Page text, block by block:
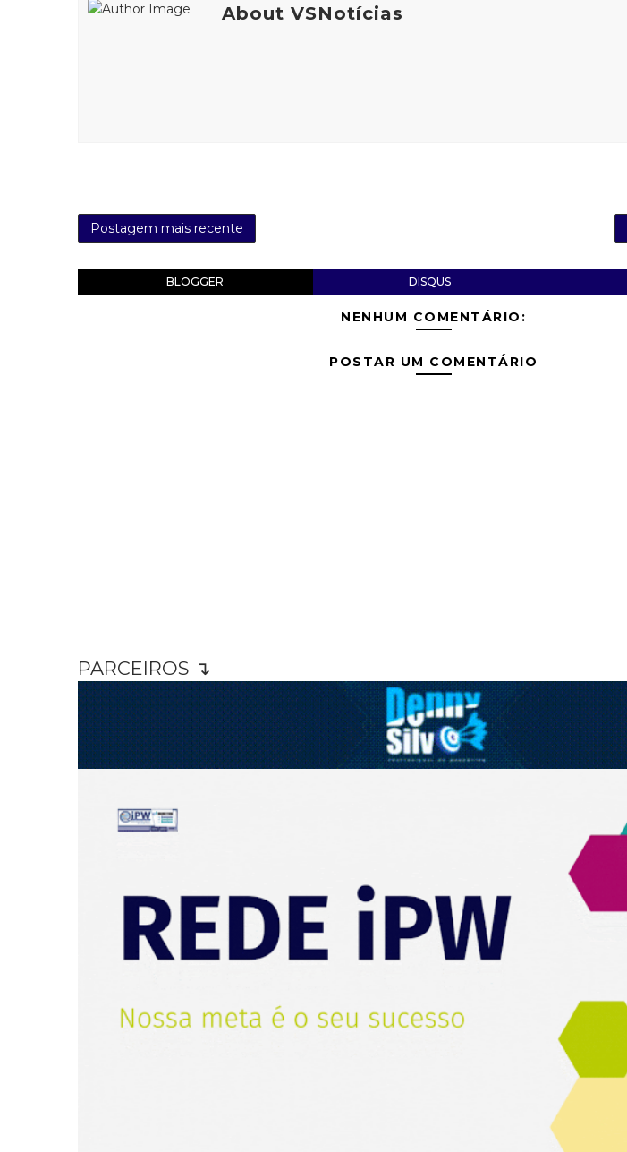
About VSNotícias
Postagem mais recente
BLOGGER DISQUS
NENHUM COMENTÁRIO:
POSTAR UM COMENTÁRIO
PARCEIROS ↴